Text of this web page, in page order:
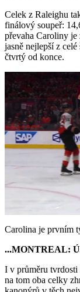
Celek z Raleighu
finálový soupeř:
převaha Caroliny je
jasně nejlepší z
čtvrtý od konce.
Carolina je prvním
...MONTREAL:
I v průměru tvrdosti
na tom oba celky